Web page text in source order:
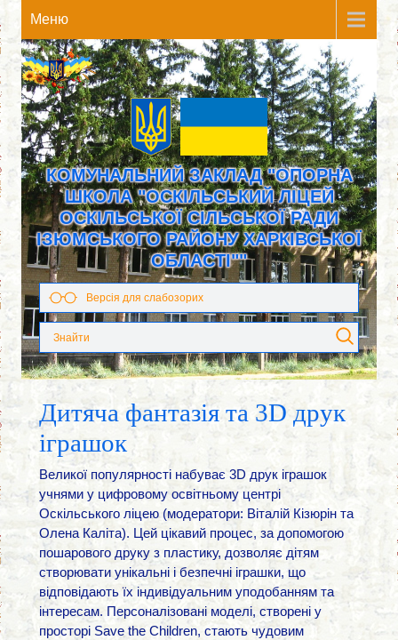
Meню
КОМУНАЛЬНИЙ ЗАКЛАД "ОПОРНА
ШКОЛА "ОСКІЛЬСЬКИЙ ЛІЦЕЙ
ОСКІЛЬСЬКОЇ СІЛЬСЬКОЇ РАДИ
ІЗЮМСЬКОГО РАЙОНУ ХАРКІВСЬКОЇ
ОБЛАСТІ""
Версія для слабозорих
Дитяча фантазія та 3D друк
іграшок
Великої популярності набуває 3D друк іграшок
учнями у цифровому освітньому центрі
Оскільського ліцею (модератори: Віталій Кізюрін та
Олена Каліта). Цей цікавий процес, за допомогою
пошарового друку з пластику, дозволяє дітям
створювати унікальні і безпечні іграшки, що
відповідають їх індивідуальним уподобанням та
інтересам. Персоналізовані моделі, створені у
просторі Save the Children, стають чудовим